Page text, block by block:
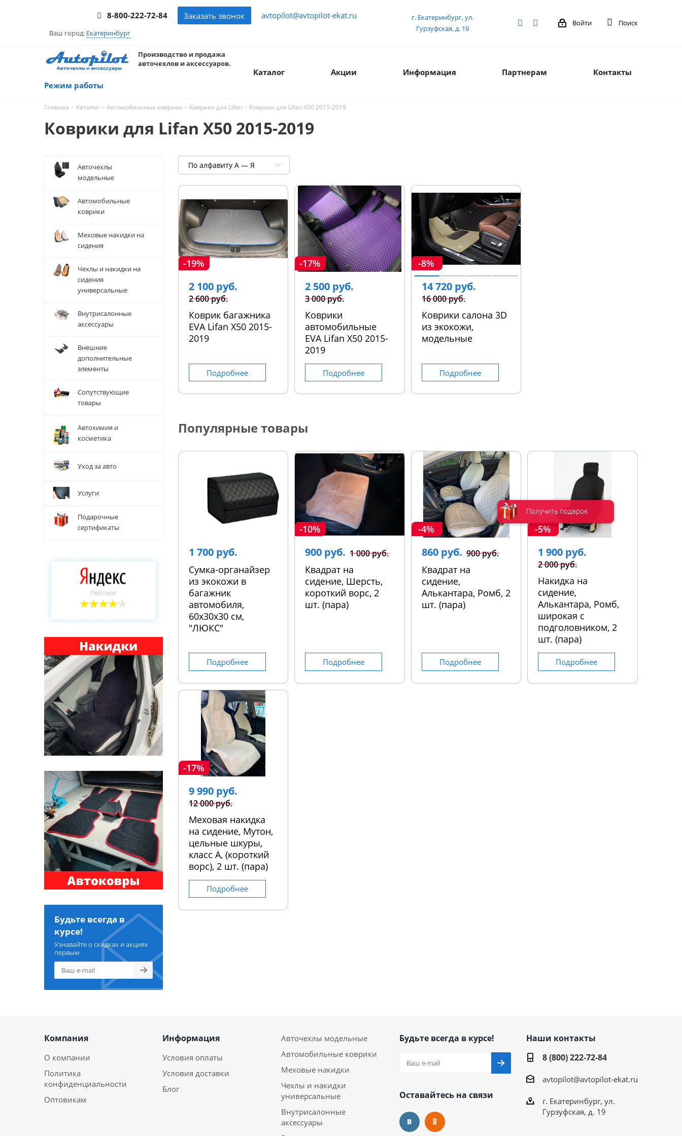
8-800-222-72-84 Заказать звонок avtopilot@avtopilot-ekat.ru
Ваш город: Екатеринбург
г. Екатеринбург, ул.
Гурзуфская, д. 19
Войти Поиск
Производство и продажа
авточехлов и аксессуаров.
Режим работы
Каталог Акции Информация Партнерам Контакты
Главная - Каталог - Автомобильные коврики - Коврики для Lifan - Коврики для Lifan X50 2015-2019
Коврики для Lifan X50 2015-2019
Авточехлы
модельные
Автомобильные
коврики
Меховые накидки на
сидения
Чехлы и накидки на
сидения
универсальные
Внутрисалонные
аксессуары
Внешние
дополнительные
элементы
Сопутствующие
товары
Автохимия и
косметика
Уход за авто
Услуги
Подарочные
сертификаты
Будьте всегда в
курсе!
Узнавайте о скидках и акциях
первым
По алфавиту А — Я
-19%
2 100 руб.
2 600 руб.
Коврик багажника
EVA Lifan X50 2015-
2019
Подробнее
-17%
2 500 руб.
3 000 руб.
Коврики
автомобильные
EVA Lifan X50 2015-
2019
Подробнее
-8%
14 720 руб.
16 000 руб.
Коврики салона 3D
из экокожи,
модельные
Подробнее
Популярные товары
1 700 руб.
Сумка-органайзер
из экокожи в
багажник
автомобиля,
60х30х30 см,
"ЛЮКС"
Подробнее
-10%
900 руб. 1 000 руб.
Квадрат на
сидение, Шерсть,
короткий ворс, 2
шт. (пара)
Подробнее
-4%
860 руб. 900 руб.
Квадрат на
сидение,
Алькантара, Ромб, 2
шт. (пара)
Подробнее
-5%
1 900 руб.
2 000 руб.
Накидка на
сидение,
Алькантара, Ромб,
широкая с
подголовником, 2
шт. (пара)
Подробнее
-17%
9 990 руб.
12 000 руб.
Меховая накидка
на сидение, Мутон,
цельные шкуры,
класс А, (короткий
ворс), 2 шт. (пара)
Подробнее
Компания
О компании
Политика
конфиденциальности
Оптовикам
Информация
Условия оплаты
Условия доставки
Блог
Авточехлы модельные
Автомобильные коврики
Меховые накидки
Чехлы и накидки
универсальные
Внутрисалонные
аксессуары
Будьте всегда в курсе!
Оставайтесь на связи
Наши контакты
8 (800) 222-72-84
avtopilot@avtopilot-ekat.ru
г. Екатеринбург, ул.
Гурзуфская, д. 19
Получить подарок